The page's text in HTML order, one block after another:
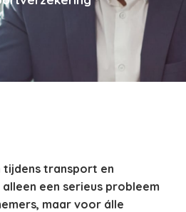
tijdens transport en
een serieus probleem
maar voor álle